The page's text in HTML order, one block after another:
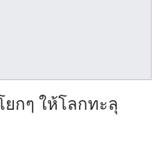
ยกๆ ให้โลกทะลุ